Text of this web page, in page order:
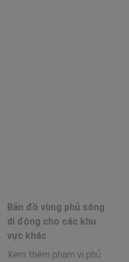
Bản đồ vùng phủ sóng
di động cho các khu
vực khác
Xem thêm phạm vi phủ